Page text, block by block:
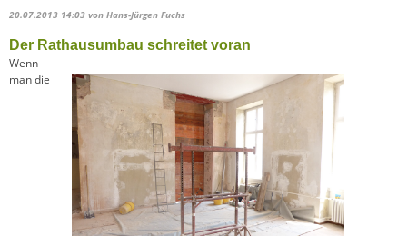
20.07.2013 14:03 von Hans-Jürgen Fuchs
Der Rathausumbau schreitet voran
Wenn
man die